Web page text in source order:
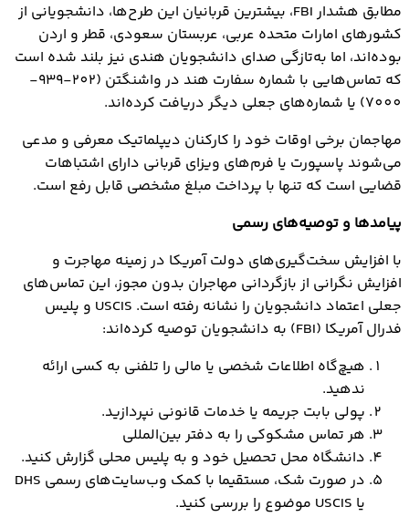
مطابق هشدار FBI، بیشترین قربانیان این طرح‌ها، دانشجویانی از
کشورهای امارات متحده عربی، عربستان سعودی، قطر و اردن
بوده‌اند، اما به‌تازگی صدای دانشجویان هندی نیز بلند شده است
که تماس‌هایی با شماره سفارت هند در واشنگتن (202-939-
7000) یا شماره‌های جعلی دیگر دریافت کرده‌اند.
مهاجمان برخی اوقات خود را کارکنان دیپلماتیک معرفی و مدعی
می‌شوند پاسپورت یا فرم‌های ویزای قربانی دارای اشتباهات
قضایی است که تنها با پرداخت مبلغ مشخصی قابل رفع است.
پیامدها و توصیه‌های رسمی
با افزایش سخت‌گیری‌های دولت آمریکا در زمینه مهاجرت و
افزایش نگرانی از بازگردانی مهاجران بدون مجوز، این تماس‌های
جعلی اعتماد دانشجویان را نشانه رفته است. USCIS و پلیس
فدرال آمریکا (FBI) به دانشجویان توصیه کرده‌اند:
هیچ‌گاه اطلاعات شخصی یا مالی را تلفنی به کسی ارائه
ندهید.
پولی بابت جریمه یا خدمات قانونی نپردازید.
هر تماس مشکوکی را به دفتر بین‌المللی
دانشگاه محل تحصیل خود و به پلیس محلی گزارش کنید.
در صورت شک، مستقیما با کمک وب‌سایت‌های رسمی DHS
یا USCIS موضوع را بررسی کنید.